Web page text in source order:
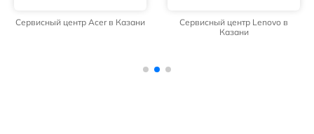
Сервисный центр Acer в Казани
Сервисный центр Lenovo в
Казани